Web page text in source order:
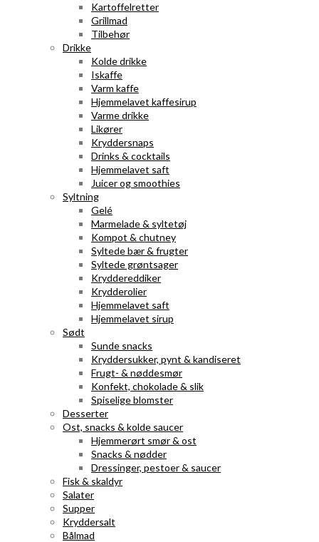
Kartoffelretter
Grillmad
Tilbehør
Drikke
Kolde drikke
Iskaffe
Varm kaffe
Hjemmelavet kaffesirup
Varme drikke
Likører
Kryddersnaps
Drinks & cocktails
Hjemmelavet saft
Juicer og smoothies
Syltning
Gelé
Marmelade & syltetøj
Kompot & chutney
Syltede bær & frugter
Syltede grøntsager
Kryddereddiker
Krydderolier
Hjemmelavet saft
Hjemmelavet sirup
Sødt
Sunde snacks
Kryddersukker, pynt & kandiseret
Frugt- & nøddesmør
Konfekt, chokolade & slik
Spiselige blomster
Desserter
Ost, snacks & kolde saucer
Hjemmerørt smør & ost
Snacks & nødder
Dressinger, pestoer & saucer
Fisk & skaldyr
Salater
Supper
Kryddersalt
Bålmad